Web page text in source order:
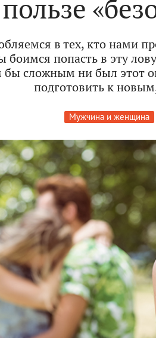
в тех, кто нами
боимся попасть в эту
бы сложным ни был этот
подготовить к
Мужчина и женщина